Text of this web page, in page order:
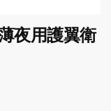
夜用護翼衛